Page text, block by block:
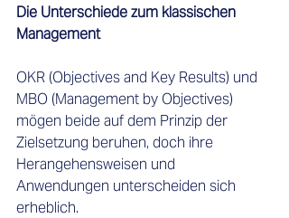
Die Unterschiede zum klassischen
Management
OKR (Objectives and Key Results) und
MBO (Management by Objectives)
mögen beide auf dem Prinzip der
Zielsetzung beruhen, doch ihre
Herangehensweisen und
Anwendungen unterscheiden sich
erheblich.